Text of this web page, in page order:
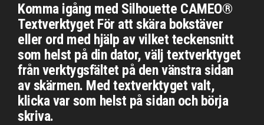
Komma igång med Silhouette CAMEO®
Textverktyget För att skära bokstäver
eller ord med hjälp av vilket teckensnitt
som helst på din dator, välj textverktyget
från verktygsfältet på den vänstra sidan
av skärmen. Med textverktyget valt,
klicka var som helst på sidan och börja
skriva.